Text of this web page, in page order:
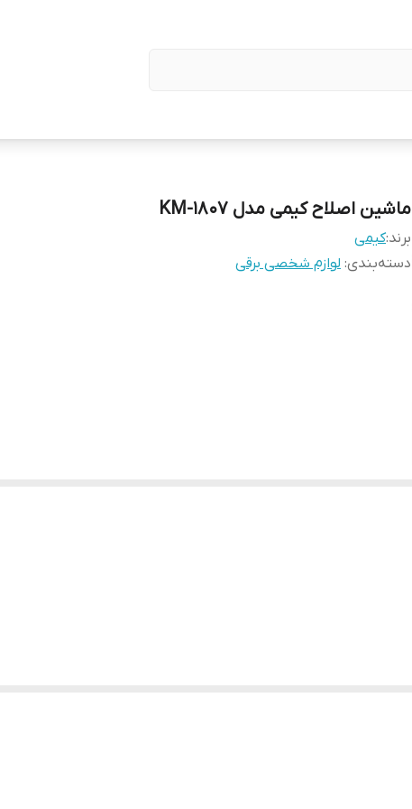
ماشین اصلاح کیمی مدل KM-1807
برند:کیمی
دسته‌بندی: لوازم شخصی برقی